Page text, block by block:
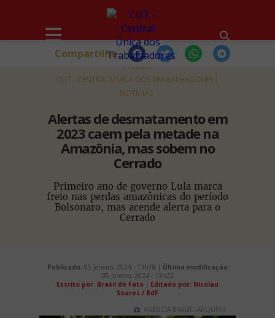
HOME
CUT - CENTRAL ÚNICA DOS TRABALHADORES
NOTÍCIAS
Alertas de desmatamento em
2023 caem pela metade na
Amazônia, mas sobem no
Cerrado
Primeiro ano de governo Lula marca
freio nas perdas amazônicas do período
Bolsonaro, mas acende alerta para o
Cerrado
Compartilhe
Publicado: 05 Janeiro, 2024 - 13h18 | Última modificação:
05 Janeiro, 2024 - 13h22
Escrito por: Brasil de Fato | Editado por: Nicolau
Soares / BdF
AGÊNCIA BRASIL /ARQUIVO